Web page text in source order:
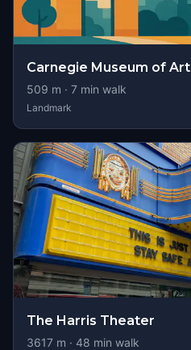
Carnegie Museum of Art
509 m · 7 min walk
Landmark
The Harris Theater
3617 m · 48 min walk